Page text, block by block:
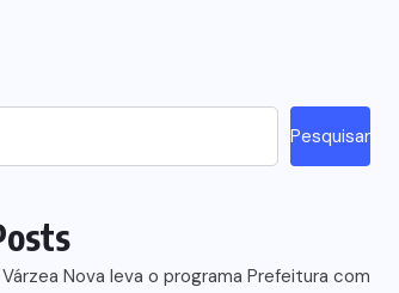
Pesquisar
Nova leva o programa Prefeitura com